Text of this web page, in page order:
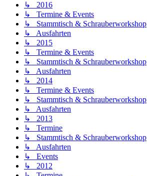
↳ 2016
↳ Termine & Events
↳ Stammtisch & Schrauberworkshop
↳ Ausfahrten
↳ 2015
↳ Termine & Events
↳ Stammtisch & Schrauberworkshop
↳ Ausfahrten
↳ 2014
↳ Termine & Events
↳ Stammtisch & Schrauberworkshop
↳ Ausfahrten
↳ 2013
↳ Termine
↳ Stammtisch & Schrauberworkshop
↳ Ausfahrten
↳ Events
↳ 2012